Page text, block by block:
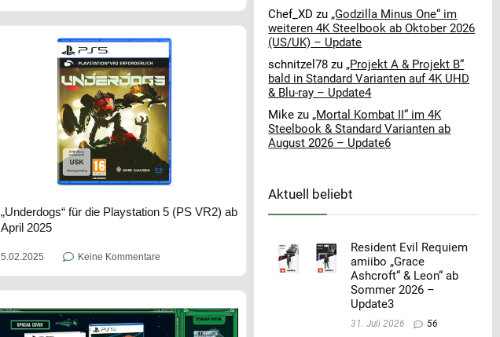
„Underdogs“ für die Playstation 5 (PS VR2) ab
April 2025
5.02.2025 Keine Kommentare
Chef_XD zu „Godzilla Minus One“ im
weiteren 4K Steelbook ab Oktober 2026
(US/UK) – Update
schnitzel78 zu „Projekt A & Projekt B“
bald in Standard Varianten auf 4K UHD
& Blu-ray – Update4
Mike zu „Mortal Kombat II“ im 4K
Steelbook & Standard Varianten ab
August 2026 – Update6
Aktuell beliebt
Resident Evil Requiem
amiibo „Grace
Ashcroft“ & Leon“ ab
Sommer 2026 –
Update3
31. Juli 2026 56